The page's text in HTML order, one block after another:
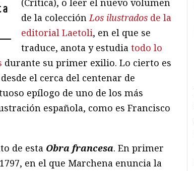
de la colección Los ilustrados de la
editorial Laetoli, en el que se
traduce, anota y estudiatodo lo
durante su primer exilio. Lo cierto es
el cerca del centenar de
epílogo de uno de los más
española, como es Francisco
de esta Obra francesa. En primer
en el que Marchena enuncia la